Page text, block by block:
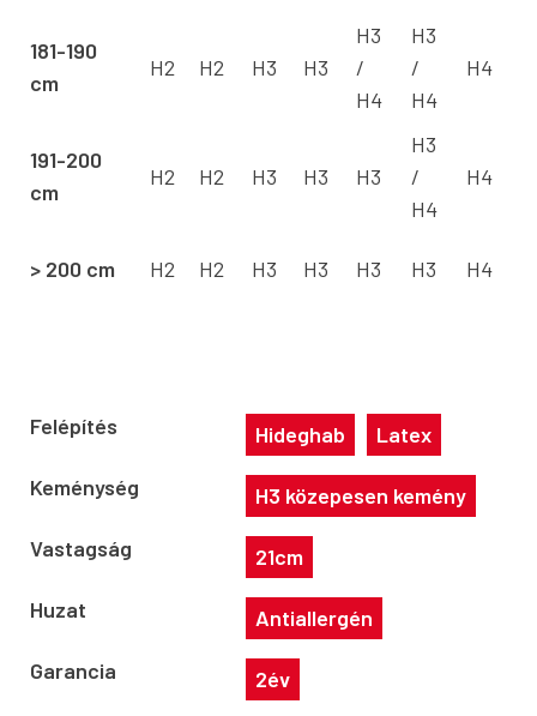
181-190
cm
H2 H2 H3 H3
H3
/
H4
H3
/
H4
H4
191-200
cm
H2 H2 H3 H3 H3
H3
/
H4
H4
> 200 cm H2 H2 H3 H3 H3 H3 H4
Felépítés Hideghab
Latex
Keménység
H3 közepesen kemény
Vastagság
21cm
Huzat
Antiallergén
Garancia
2év